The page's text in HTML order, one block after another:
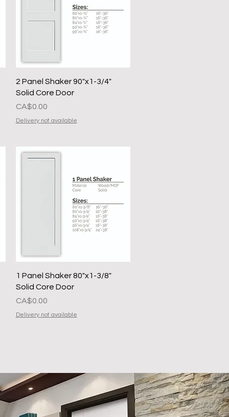
त्वरित दृश्य
2 Panel Shaker 90"x1-3/4"
Solid Core Door
मूल्य
CA$0.00
Delivery not available
त्वरित दृश्य
1 Panel Shaker 80"x1-3/8"
Solid Core Door
मूल्य
CA$0.00
Delivery not available